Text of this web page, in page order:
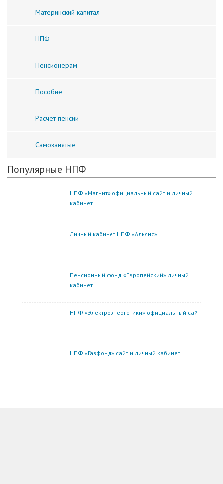
Материнский капитал
НПФ
Пенсионерам
Пособие
Расчет пенсии
Самозанятые
Популярные НПФ
НПФ «Магнит» официальный сайт и личный
кабинет
Личный кабинет НПФ «Альянс»
Пенсионный фонд «Европейский» личный
кабинет
НПФ «Электроэнергетики» официальный сайт
НПФ «Газфонд» сайт и личный кабинет